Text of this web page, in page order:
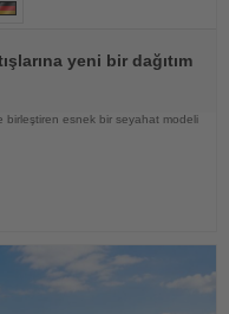
yeni bir dağıtım
birleştiren esnek bir seyahat modeli